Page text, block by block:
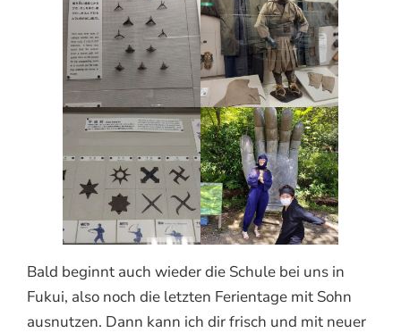
Bald beginnt auch wieder die Schule bei uns in
Fukui, also noch die letzten Ferientage mit Sohn
ausnutzen. Dann kann ich dir frisch und mit neuer